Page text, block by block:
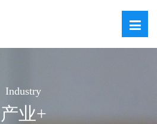
Industry
产业+